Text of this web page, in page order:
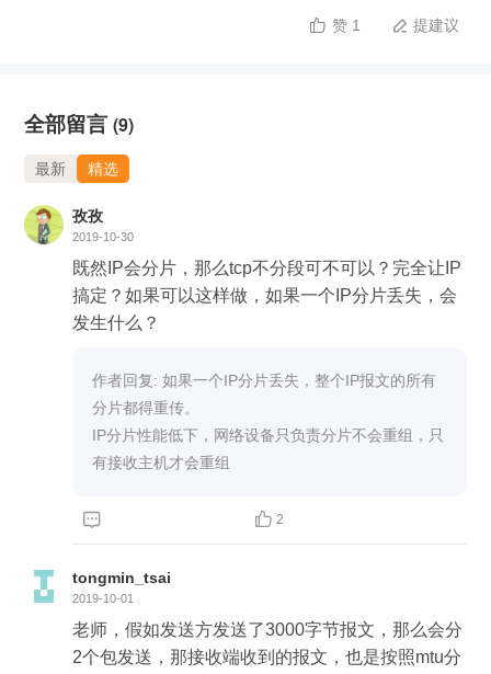
 赞 1  提建议
全部留言 (9)
最新 精选
孜孜
2019-10-30
既然IP会分片，那么tcp不分段可不可以？完全让IP
搞定？如果可以这样做，如果一个IP分片丢失，会
发生什么？
作者回复: 如果一个IP分片丢失，整个IP报文的所有
分片都得重传。
IP分片性能低下，网络设备只负责分片不会重组，只
有接收主机才会重组
  2
tongmin_tsai
2019-10-01
老师，假如发送方发送了3000字节报文，那么会分
2个包发送，那接收端收到的报文，也是按照mtu分